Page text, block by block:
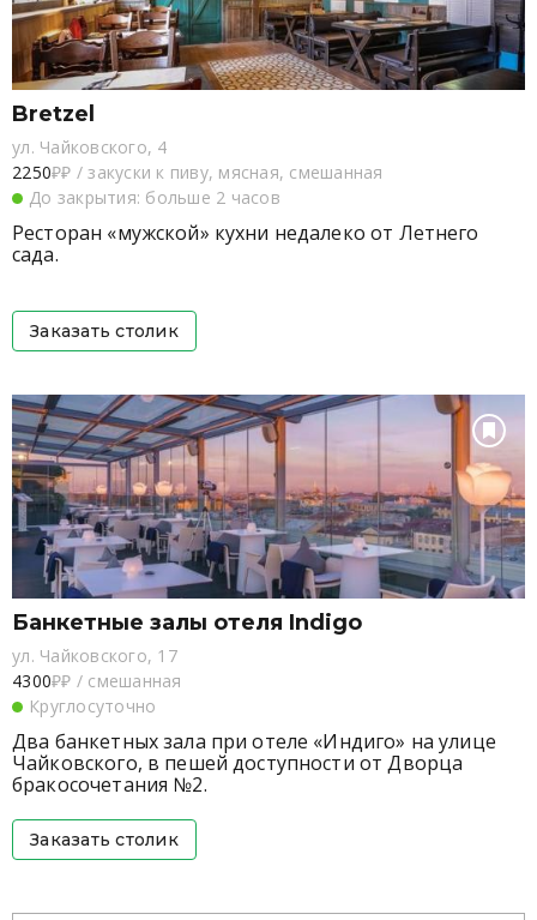
Bretzel
ул. Чайковского, 4
2250₽₽ /закуски к пиву, мясная, смешанная
До закрытия: больше 2 часов
Ресторан «мужской» кухни недалеко от Летнего
сада.
Заказать столик
Банкетные залы отеля Indigo
ул. Чайковского, 17
4300₽₽ / смешанная
Круглосуточно
Два банкетных зала при отеле «Индиго» на улице
Чайковского, в пешей доступности от Дворца
бракосочетания №2.
Заказать столик